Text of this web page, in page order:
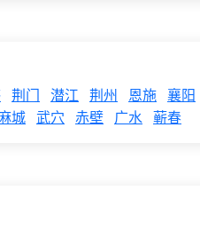
荆门 潜江 荆州 恩施 襄阳
城 武穴 赤壁 广水 蕲春